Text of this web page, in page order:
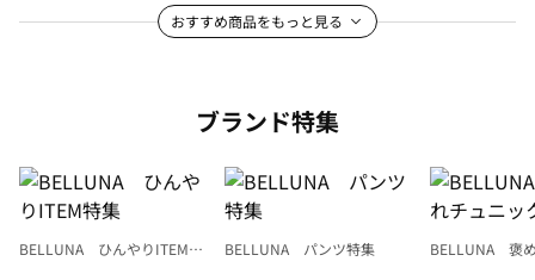
おすすめ商品をもっと見る
ブランド特集
BELLUNA ひんやりITEM特
BELLUNA パンツ特集
BELLUNA 褒